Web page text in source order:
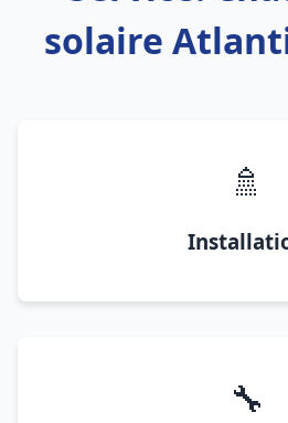
solaire
🚿
🔧